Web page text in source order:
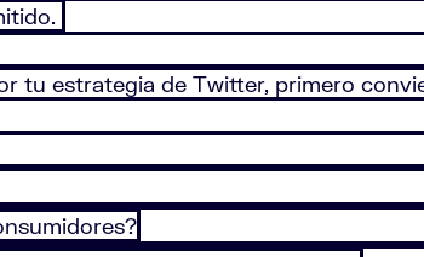
tu estrategia de Twitter, primero